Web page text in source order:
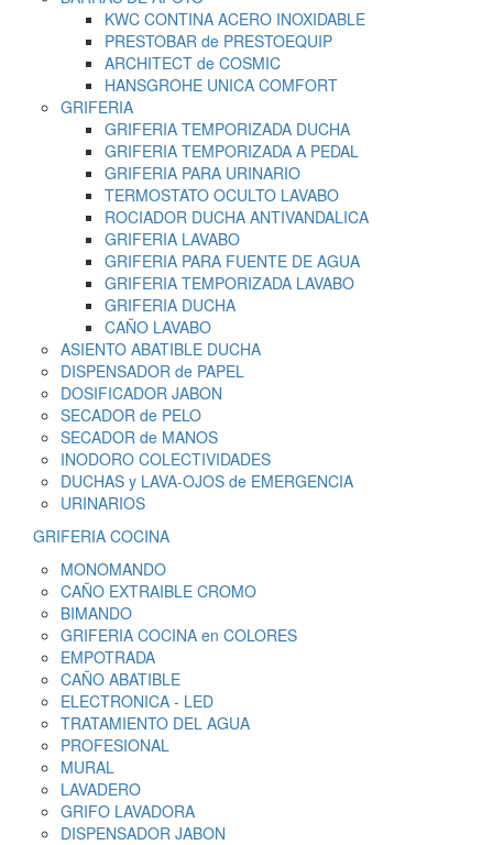
KWC CONTINA ACERO INOXIDABLE
PRESTOBAR de PRESTOEQUIP
ARCHITECT de COSMIC
HANSGROHE UNICA COMFORT
GRIFERIA
GRIFERIA TEMPORIZADA DUCHA
GRIFERIA TEMPORIZADA A PEDAL
GRIFERIA PARA URINARIO
TERMOSTATO OCULTO LAVABO
ROCIADOR DUCHA ANTIVANDALICA
GRIFERIA LAVABO
GRIFERIA PARA FUENTE DE AGUA
GRIFERIA TEMPORIZADA LAVABO
GRIFERIA DUCHA
CAÑO LAVABO
ASIENTO ABATIBLE DUCHA
DISPENSADOR de PAPEL
DOSIFICADOR JABON
SECADOR de PELO
SECADOR de MANOS
INODORO COLECTIVIDADES
DUCHAS y LAVA-OJOS de EMERGENCIA
URINARIOS
GRIFERIA COCINA
MONOMANDO
CAÑO EXTRAIBLE CROMO
BIMANDO
GRIFERIA COCINA en COLORES
EMPOTRADA
CAÑO ABATIBLE
ELECTRONICA - LED
TRATAMIENTO DEL AGUA
PROFESIONAL
MURAL
LAVADERO
GRIFO LAVADORA
DISPENSADOR JABON